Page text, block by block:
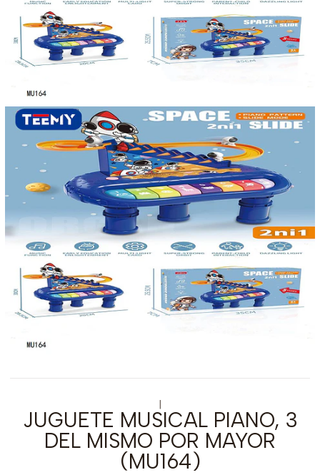
|
JUGUETE MUSICAL PIANO, 3
DEL MISMO POR MAYOR
(MU164)